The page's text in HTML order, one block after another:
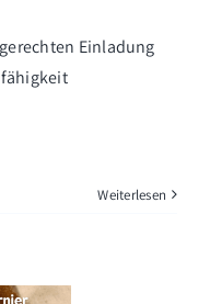
Einladung
Weiterlesen